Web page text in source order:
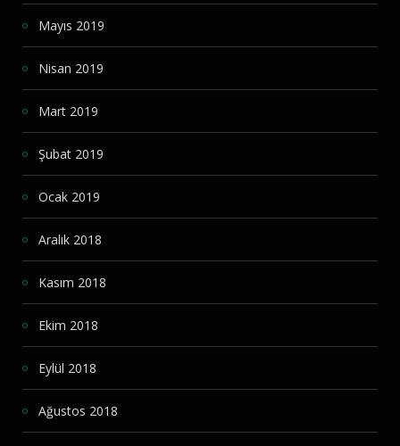
Mayıs 2019
Nisan 2019
Mart 2019
Şubat 2019
Ocak 2019
Aralık 2018
Kasım 2018
Ekim 2018
Eylül 2018
Ağustos 2018